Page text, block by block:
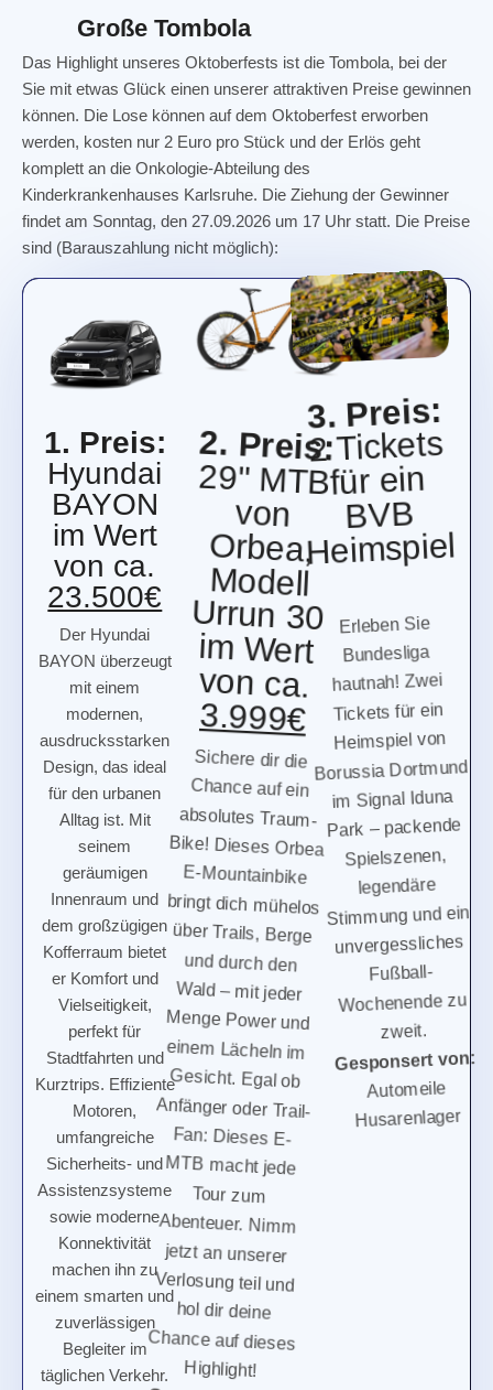
Große Tombola
Das Highlight unseres Oktoberfests ist die Tombola, bei der
Sie mit etwas Glück einen unserer attraktiven Preise gewinnen
können. Die Lose können auf dem Oktoberfest erworben
werden, kosten nur 2 Euro pro Stück und der Erlös geht
komplett an die Onkologie-Abteilung des
Kinderkrankenhauses Karlsruhe. Die Ziehung der Gewinner
findet am Sonntag, den 27.09.2026 um 17 Uhr statt. Die Preise
sind (Barauszahlung nicht möglich):
1. Preis:
Hyundai
BAYON
im Wert
von ca.
23.500€
Der Hyundai
BAYON überzeugt
mit einem
modernen,
ausdrucksstarken
Design, das ideal
für den urbanen
Alltag ist. Mit
seinem
geräumigen
Innenraum und
dem großzügigen
Kofferraum bietet
er Komfort und
Vielseitigkeit,
perfekt für
Stadtfahrten und
Kurztrips. Effiziente
Motoren,
umfangreiche
Sicherheits- und
Assistenzsysteme
sowie moderne
Konnektivität
machen ihn zu
einem smarten und
zuverlässigen
Begleiter im
täglichen Verkehr.
2. Preis:
29" MTB
von
Orbea,
Modell
Urrun 30
im Wert
von ca.
3.999€
Sichere dir die
Chance auf ein
absolutes Traum-
Bike! Dieses Orbea
E-Mountainbike
bringt dich mühelos
über Trails, Berge
und durch den
Wald – mit jeder
Menge Power und
einem Lächeln im
Gesicht. Egal ob
Anfänger oder Trail-
Fan: Dieses E-
MTB macht jede
Tour zum
Abenteuer. Nimm
jetzt an unserer
Verlosung teil und
hol dir deine
Chance auf dieses
Highlight!
Gesponsert von
Fahrrad Eicker
3. Preis:
2 Tickets
für ein
BVB
Heimspiel
Erleben Sie
Bundesliga
hautnah! Zwei
Tickets für ein
Heimspiel von
Borussia Dortmund
im Signal Iduna
Park – packende
Spielszenen,
legendäre
Stimmung und ein
unvergessliches
Fußball-
Wochenende zu
zweit.
Gesponsert von :
Automeile
Husarenlager